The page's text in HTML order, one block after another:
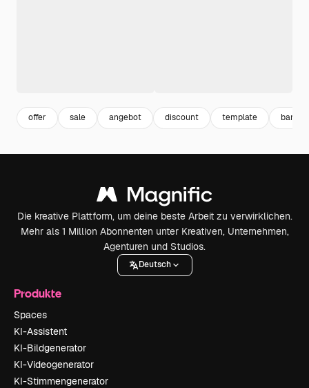
offer sale angebot discount template
Die kreative Plattform, um deine beste Arbeit zu verwirklichen.
Mehr als 1 Million Abonnenten unter Kreativen, Unternehmen,
Agenturen und Studios.
Deutsch
Produkte
Spaces
KI-Assistent
KI-Bildgenerator
KI-Videogenerator
KI-Stimmengenerator